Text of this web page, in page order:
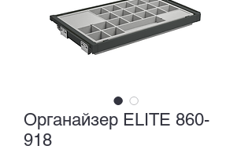
Органайзер ELITE 860-
918